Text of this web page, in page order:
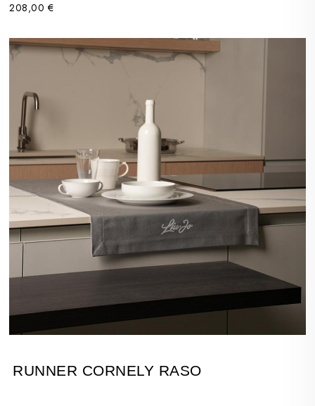
208,00 €
RUNNER CORNELY RASO